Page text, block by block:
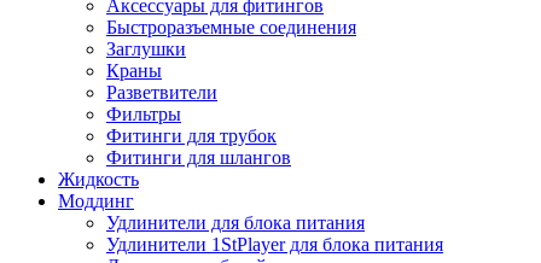
Аксессуары для фитингов
Быстроразъемные соединения
Заглушки
Краны
Разветвители
Фильтры
Фитинги для трубок
Фитинги для шлангов
Жидкость
Моддинг
Удлинители для блока питания
Удлинители 1StPlayer для блока питания